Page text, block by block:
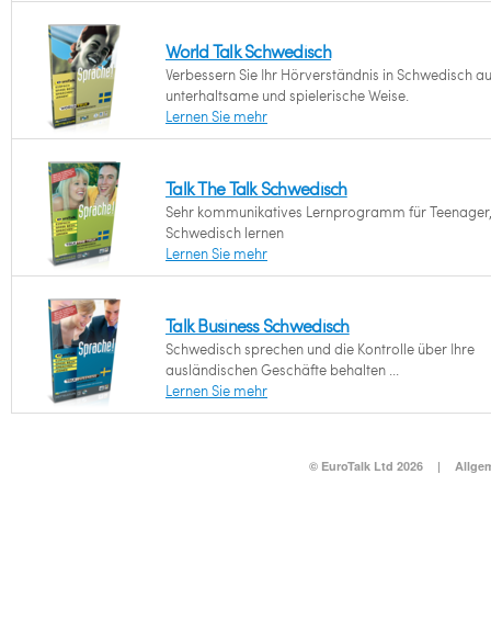
World Talk Schwedisch
Verbessern Sie Ihr Hörverständnis in Schwedisch
unterhaltsame und spielerische Weise.
Lernen Sie mehr
Talk The Talk Schwedisch
Sehr kommunikatives Lernprogramm für
Schwedisch lernen
Lernen Sie mehr
Talk Business Schwedisch
Schwedisch sprechen und die Kontrolle über Ihre
ausländischen Geschäfte behalten ...
Lernen Sie mehr
© EuroTalk Ltd 2026 |